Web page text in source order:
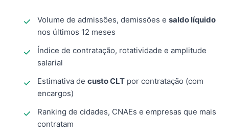
Volume de admissões, demissões e saldo líquido
nos últimos 12 meses
Índice de contratação, rotatividade e amplitude
salarial
Estimativa de custo CLT por contratação (com
encargos)
Ranking de cidades, CNAEs e empresas que mais
contratam